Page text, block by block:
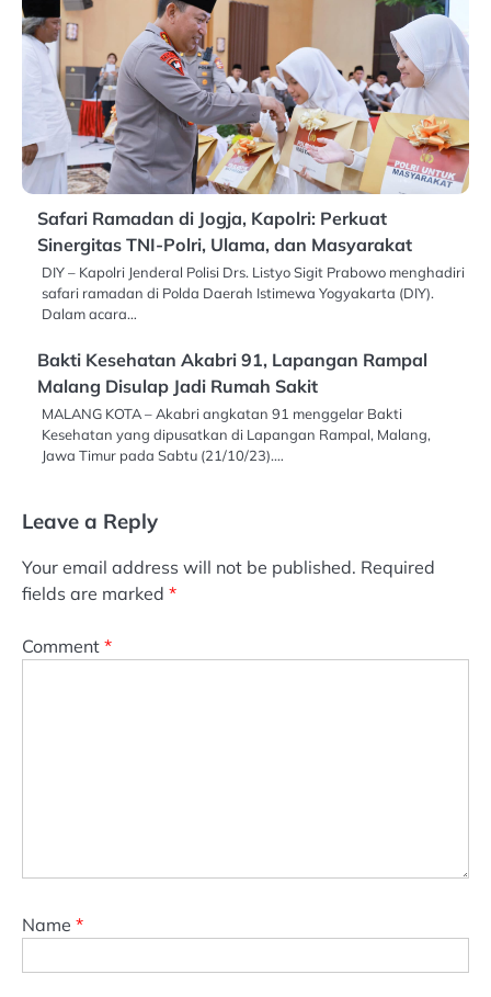
Safari Ramadan di Jogja, Kapolri: Perkuat
Sinergitas TNI-Polri, Ulama, dan Masyarakat
DIY – Kapolri Jenderal Polisi Drs. Listyo Sigit Prabowo menghadiri
safari ramadan di Polda Daerah Istimewa Yogyakarta (DIY).
Dalam acara…
Bakti Kesehatan Akabri 91, Lapangan Rampal
Malang Disulap Jadi Rumah Sakit
MALANG KOTA – Akabri angkatan 91 menggelar Bakti
Kesehatan yang dipusatkan di Lapangan Rampal, Malang,
Jawa Timur pada Sabtu (21/10/23).…
Leave a Reply
Your email address will not be published. Required
fields are marked *
Comment *
Name *